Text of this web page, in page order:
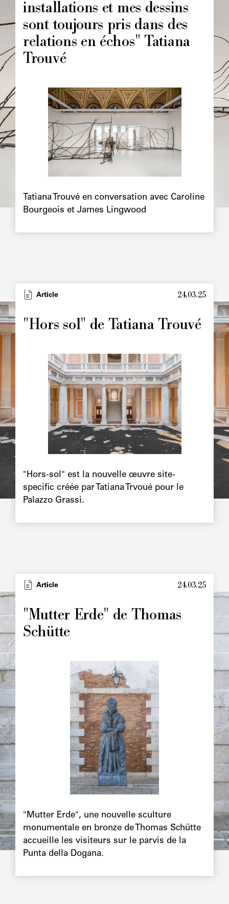
installations et mes dessins
sont toujours pris dans des
relations en échos" Tatiana
Trouvé
Image
principale
Tatiana Trouvé en conversation avec Caroline
Bourgeois et James Lingwood
TypeArticle 24.03.25
"Hors sol" de Tatiana Trouvé
principale
Image
principale
"Hors-sol" est la nouvelle œuvre site-
specific créée par Tatiana Trvoué pour le
Palazzo Grassi.
TypeArticle 24.03.25
"Mutter Erde" de Thomas
Schütte
Image
principale
"Mutter Erde", une nouvelle sculture
monumentale en bronze de Thomas Schütte
accueille les visiteurs sur le parvis de la
Punta della Dogana.